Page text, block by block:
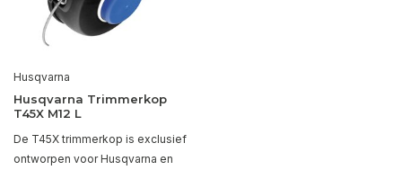
Husqvarna
Husqvarna Trimmerkop
T45X M12 L
De T45X trimmerkop is exclusief
ontworpen voor Husqvarna en